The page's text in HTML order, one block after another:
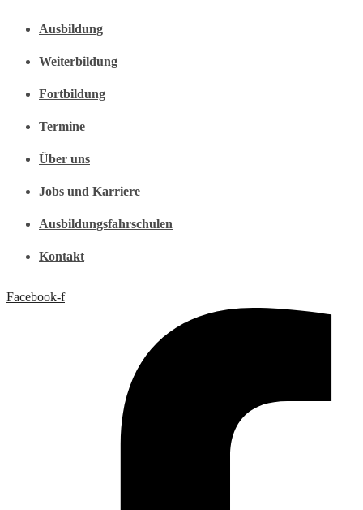
Ausbildung
Weiterbildung
Fortbildung
Termine
Über uns
Jobs und Karriere
Ausbildungsfahrschulen
Kontakt
Facebook-f